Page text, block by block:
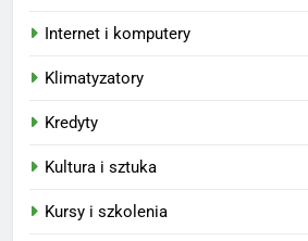
Internet i komputery
Klimatyzatory
Kredyty
Kultura i sztuka
Kursy i szkolenia